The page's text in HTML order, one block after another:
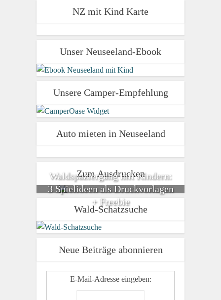
NZ mit Kind Karte
Unser Neuseeland-Ebook
Unsere Camper-Empfehlung
Auto mieten in Neuseeland
Zum Ausdrucken
Waldspaziergang mit Kindern:
3 Spielideen als Druckvorlagen
+ Freebie
Wald-Schatzsuche
Neue Beiträge abonnieren
E-Mail-Adresse eingeben: